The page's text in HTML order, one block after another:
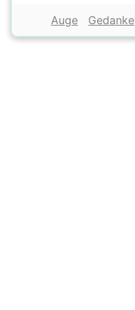
Auge Gedanke